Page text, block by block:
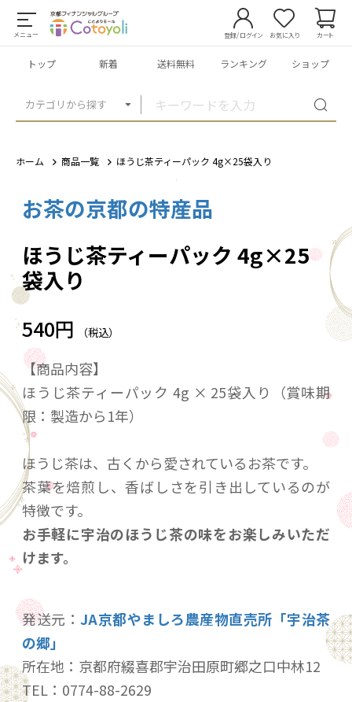
メニュー
カテゴリから探す
登録/ログイン お気に入り カート
トップ 新着 送料無料 ランキング ショップ
ホーム 商品一覧 ほうじ茶ティーパック 4g×25袋入り
お茶の京都の特産品
ほうじ茶ティーパック 4g×25
袋入り
540円 （税込）
【商品内容】
ほうじ茶ティーパック 4g × 25袋入り（賞味期
限：製造から1年）
ほうじ茶は、古くから愛されているお茶です。
茶葉を焙煎し、香ばしさを引き出しているのが
特徴です。
お手軽に宇治のほうじ茶の味をお楽しみいただ
けます。
発送元： JA京都やましろ農産物直売所「宇治茶
の郷」
所在地：京都府綴喜郡宇治田原町郷之口中林12
TEL：0774-88-2629